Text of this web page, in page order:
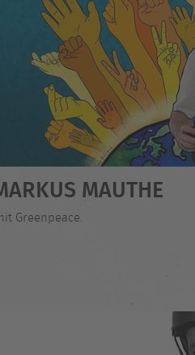
MAUTHE
Greenpeace.